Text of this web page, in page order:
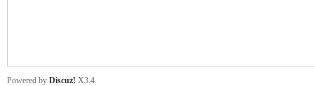
Powered by Discuz! X3.4